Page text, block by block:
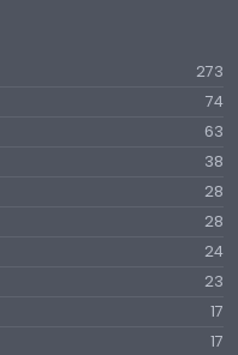
273
74
63
38
28
28
24
23
17
17